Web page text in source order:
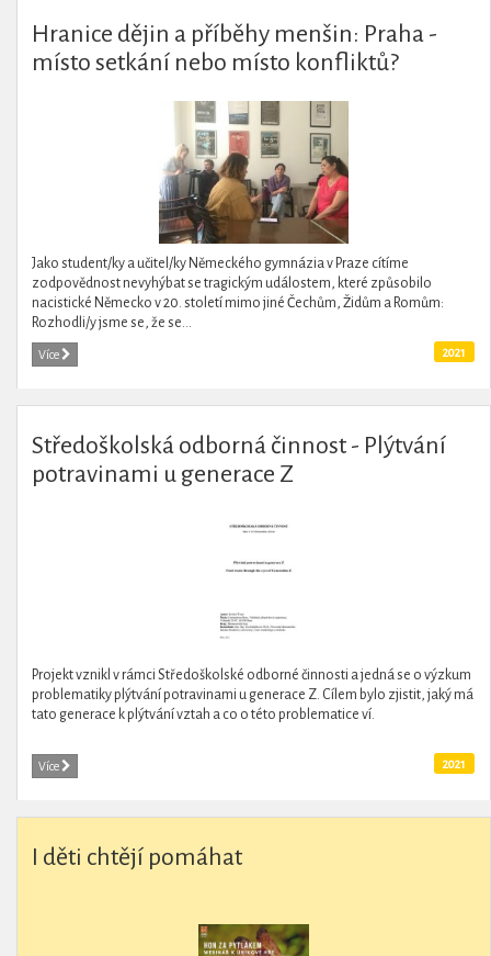
Hranice dějin a příběhy menšin: Praha -
místo setkání nebo místo konfliktů?
Jako student/ky a učitel/ky Německého gymnázia v Praze cítíme
zodpovědnost nevyhýbat se tragickým událostem, které způsobilo
nacistické Německo v 20. století mimo jiné Čechům, Židům a Romům:
Rozhodli/y jsme se, že se...
Více 2021
Středoškolská odborná činnost - Plýtvání
potravinami u generace Z
Projekt vznikl v rámci Středoškolské odborné činnosti a jedná se o výzkum
problematiky plýtvání potravinami u generace Z. Cílem bylo zjistit, jaký má
tato generace k plýtvání vztah a co o této problematice ví.
Více 2021
I děti chtějí pomáhat